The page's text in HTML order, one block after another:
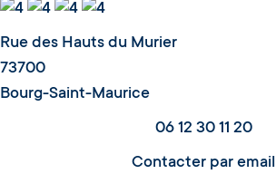
Rue des Hauts du Murier
73700
Bourg-Saint-Maurice
06 12 30 11 20
Contacter par email